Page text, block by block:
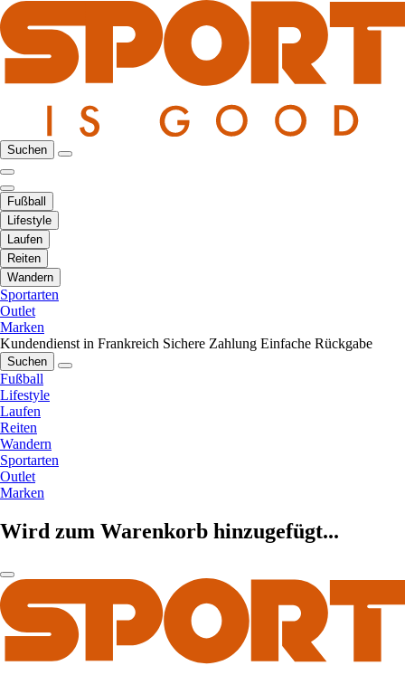
Suchen
Fußball
Lifestyle
Laufen
Reiten
Wandern
Sportarten
Outlet
Marken
Kundendienst in Frankreich Sichere Zahlung Einfache Rückgabe
Suchen
Fußball
Lifestyle
Laufen
Reiten
Wandern
Sportarten
Outlet
Marken
Wird zum Warenkorb hinzugefügt...